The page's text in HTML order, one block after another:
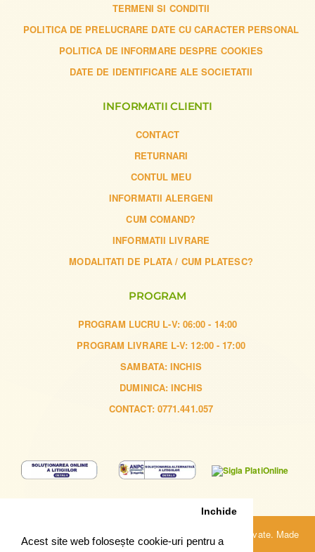
Acest site web folosește cookie-uri pentru a
Inchide
TERMENI SI CONDITII
POLITICA DE PRELUCRARE DATE CU CARACTER PERSONAL
POLITICA DE INFORMARE DESPRE COOKIES
DATE DE IDENTIFICARE ALE SOCIETATII
INFORMATII CLIENTI
CONTACT
RETURNARI
CONTUL MEU
INFORMATII ALERGENI
CUM COMAND?
INFORMATII LIVRARE
MODALITATI DE PLATA / CUM PLATESC?
PROGRAM
PROGRAM LUCRU L-V: 06:00 - 14:00
PROGRAM LIVRARE L-V: 12:00 - 17:00
SAMBATA: INCHIS
DUMINICA: INCHIS
CONTACT: 0771.441.057
Copyright © 2023, sibiu-catering.ro. Toate drepturile rezervate. Made
with ❤ byPronet Design